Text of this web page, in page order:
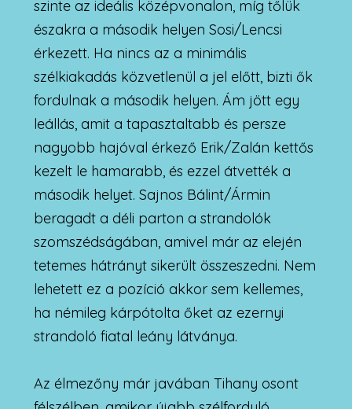
szinte az ideális középvonalon, míg tőlük
északra a második helyen Sosi/Lencsi
érkezett. Ha nincs az a minimális
szélkiakadás közvetlenül a jel előtt, bizti ők
fordulnak a második helyen. Ám jött egy
leállás, amit a tapasztaltabb és persze
nagyobb hajóval érkező Erik/Zalán kettős
kezelt le hamarabb, és ezzel átvették a
második helyet. Sajnos Bálint/Ármin
beragadt a déli parton a strandolók
szomszédságában, amivel már az elején
tetemes hátrányt sikerült összeszedni. Nem
lehetett ez a pozíció akkor sem kellemes,
ha némileg kárpótolta őket az ezernyi
strandoló fiatal leány látványa.
Az élmezőny már javában Tihany osont